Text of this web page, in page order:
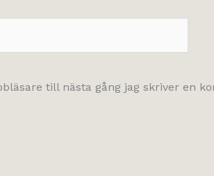
till nästa gång jag skriver en